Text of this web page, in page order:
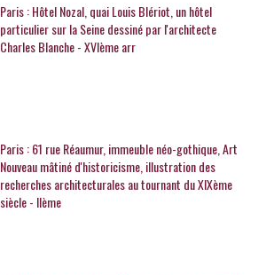
Paris : Hôtel Nozal, quai Louis Blériot, un hôtel
particulier sur la Seine dessiné par l'architecte
Charles Blanche - XVIème arr
Paris : 61 rue Réaumur, immeuble néo-gothique, Art
Nouveau mâtiné d'historicisme, illustration des
recherches architecturales au tournant du XIXème
siècle - IIème